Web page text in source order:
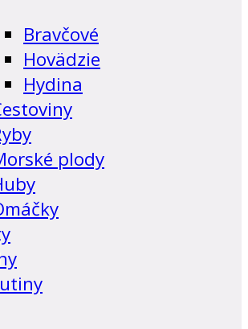
Bravčové
Hovädzie
Hydina
plody